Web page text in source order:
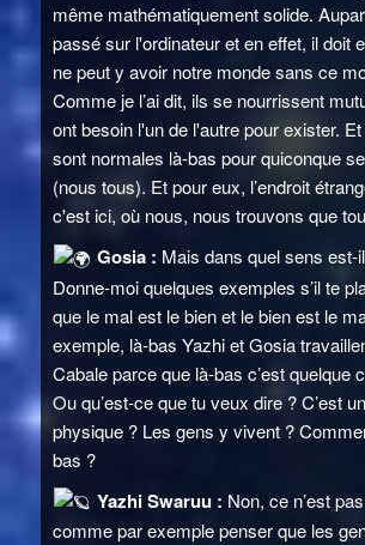
même mathématiquement solide.
passé sur l'ordinateur et en effet, il doit
ne peut y avoir notre monde sans ce
Comme je l’ai dit, ils se nourrissent
ont besoin l'un de l'autre pour exister.
sont normales là-bas pour quiconque
(nous tous). Et pour eux, l’endroit
c'est ici, où nous, nous trouvons que
Gosia : Mais dans quel sens est-
Donne-moi quelques exemples s’il te
que le mal est le bien et le bien est le
exemple, là-bas Yazhi et Gosia
Cabale parce que là-bas c’est quelque
Ou qu’est-ce que tu veux dire ? C’est
physique ? Les gens y vivent ?
bas ?
Yazhi Swaruu : Non, ce n’est
comme par exemple penser que les